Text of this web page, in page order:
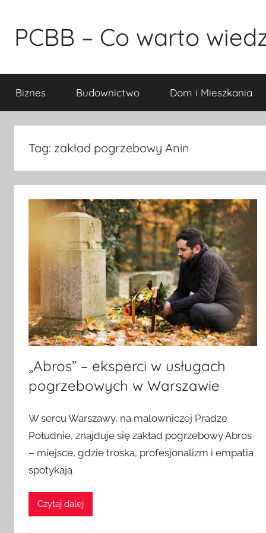
treściPCBB – Co warto
Biznes Budownictwo Dom i Mieszkania
Tag: zakład pogrzebowy Anin
„Abros” – eksperci w usługach
pogrzebowych w Warszawie
p
u
b
l
o
W sercu Warszawy, na malowniczej Pradze
Południe, znajduje się zakład pogrzebowy Abros
– miejsce, gdzie troska, profesjonalizm i empatia
spotykają
Czytaj dalej